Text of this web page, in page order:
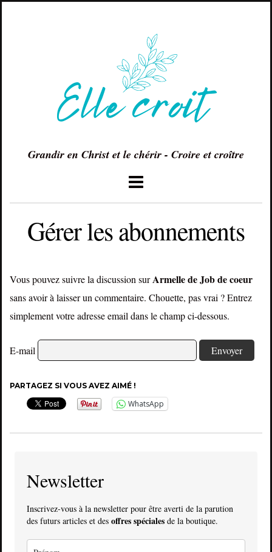
Grandir en Christ et le chérir - Croire et croître
Gérer les abonnements
Vous pouvez suivre la discussion surArmelle de Job de coeur
sans avoir à laisser un commentaire. Chouette, pas vrai ? Entrez
simplement votre adresse email dans le champ ci-dessous.
E-mail
PARTAGEZ SI VOUS AVEZ AIMÉ !
WhatsApp
Newsletter
Inscrivez-vous à la newsletter pour être averti de la parution
des futurs articles et des offres spéciales de la boutique.